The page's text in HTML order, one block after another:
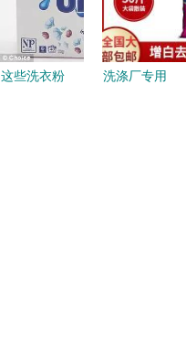
这些洗衣粉
洗涤厂专用